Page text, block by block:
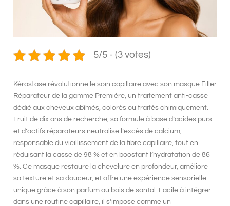
5/5 - (3 votes)
Kérastase révolutionne le soin capillaire avec son masque Filler
Réparateur de la gamme Première , un traitement anti-casse
dédié aux cheveux abîmés , colorés ou traités chimiquement.
Fruit de dix ans de recherche, sa formule à base d’acides purs
et d’actifs réparateurs neutralise l’excès de calcium,
responsable du vieillissement de la fibre capillaire, tout en
réduisant la casse de 98 % et en boostant l’hydratation de 86
% . Ce masque restaure la chevelure en profondeur, améliore
sa texture et sa douceur, et offre une expérience sensorielle
unique grâce à son parfum au bois de santal. Facile à intégrer
dans une routine capillaire, il s’impose comme un